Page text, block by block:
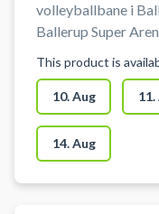
volleyballbane i
Ballerup Super
Medbring selv
af volleyballbane i
Ballerup. Gratis parkeringspladser
foran arenaen i
Omklædning &
til rådighed ved
This product is
10. Aug 11.
14. Aug